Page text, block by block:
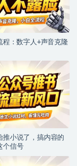
程：数字人+声音克隆
推小说了，搞内容的
个信号